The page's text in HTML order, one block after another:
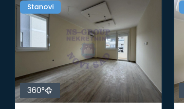
Stanovi
360°